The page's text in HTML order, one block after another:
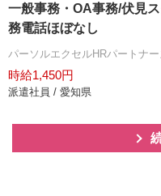
一般事務・OA事務/伏見
務電話ほぼなし
パーソルエクセルHRパートナ
時給1,450円
派遣社員 / 愛知県